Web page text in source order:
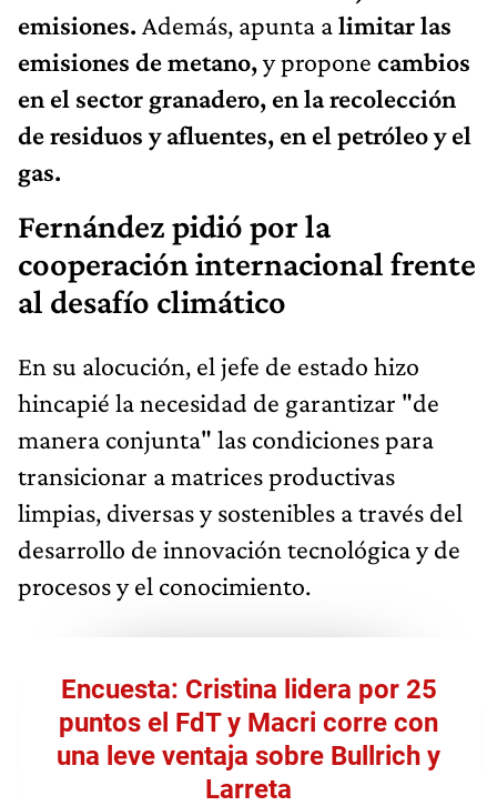
emisiones. Además, apunta alimitar las
emisiones de metano,y propone cambios
en el sector granadero, en la recolección
de residuos y afluentes, en el petróleo y el
gas.
Fernández pidió por la
cooperación internacional frente
al desafío climático
En su alocución, el jefe de estado hizo
hincapié la necesidad de garantizar "de
manera conjunta" las condiciones para
transicionar a matrices productivas
limpias, diversas y sostenibles a través del
desarrollo de innovación tecnológica y de
procesos y el conocimiento.
Encuesta: Cristina lidera por 25
puntos el FdT y Macri corre con
una leve ventaja sobre Bullrich y
Larreta